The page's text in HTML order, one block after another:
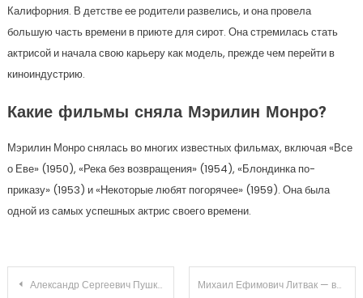
Калифорния. В детстве ее родители развелись, и она провела
большую часть времени в приюте для сирот. Она стремилась стать
актрисой и начала свою карьеру как модель, прежде чем перейти в
киноиндустрию.
Какие фильмы сняла Мэрилин Монро?
Мэрилин Монро снялась во многих известных фильмах, включая «Все
о Еве» (1950), «Река без возвращения» (1954), «Блондинка по-
приказу» (1953) и «Некоторые любят погорячее» (1959). Она была
одной из самых успешных актрис своего времени.
Навигация
Александр Сергеевич Пушкин — гениальный русский поэт и писатель. Узнайте о его жизни и творчестве! Михаил Ефимович Литвак — выдающийся литератор, его жизнь, достижения и неоценимый вклад в мировую литературу